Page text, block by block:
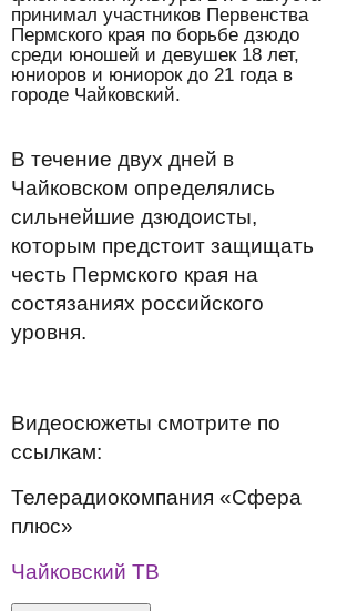
принимал участников Первенства
Пермского края по борьбе дзюдо
среди юношей и девушек 18 лет,
юниоров и юниорок до 21 года в
городе Чайковский.
В течение двух дней в
Чайковском определялись
сильнейшие дзюдоисты,
которым предстоит защищать
честь Пермского края на
состязаниях российского
уровня.
Видеосюжеты смотрите по
ссылкам:
Телерадиокомпания «Сфера
плюс»
Чайковский ТВ